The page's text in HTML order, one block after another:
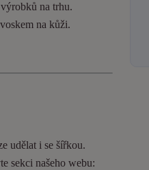
na trhu.
na kůži.
udělat i se šířkou.
sekci našeho webu: